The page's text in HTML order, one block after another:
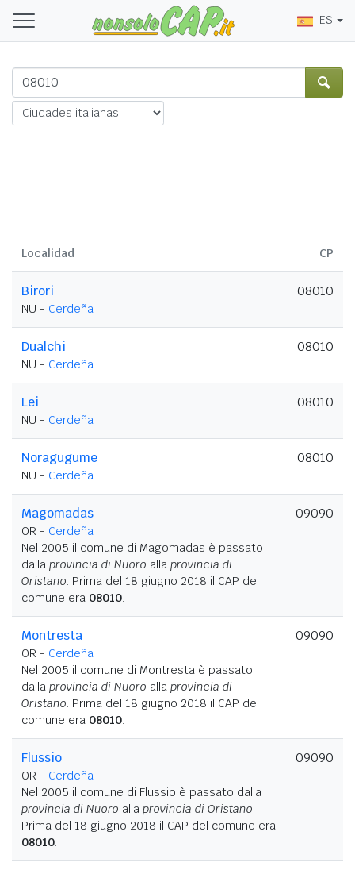
ES
Localidad CP
Birori
NU - Cerdeña
08010
Dualchi
NU - Cerdeña
08010
Lei
NU - Cerdeña
08010
Noragugume
NU - Cerdeña
08010
Magomadas
OR - Cerdeña
Nel 2005 il comune di Magomadas è passato
dalla provincia di Nuoro alla provincia di
Oristano. Prima del 18 giugno 2018 il CAP del
comune era 08010.
09090
Montresta
OR - Cerdeña
Nel 2005 il comune di Montresta è passato
dalla provincia di Nuoro alla provincia di
Oristano. Prima del 18 giugno 2018 il CAP del
comune era 08010.
09090
Flussio
OR - Cerdeña
Nel 2005 il comune di Flussio è passato dalla
provincia di Nuoro alla provincia di Oristano.
Prima del 18 giugno 2018 il CAP del comune era
08010.
09090